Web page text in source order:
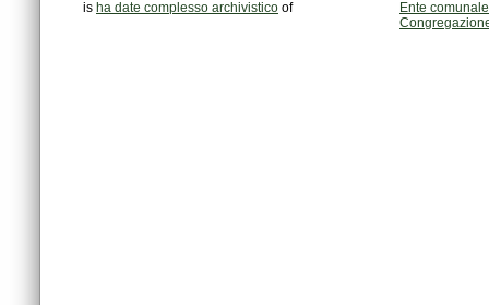
is ha date complesso archivistico of
Ente